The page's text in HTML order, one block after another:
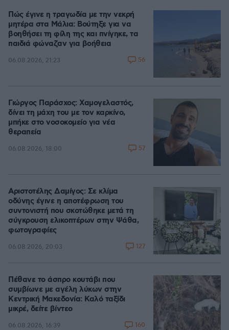
Πώς έγινε η τραγωδία με την νεκρή
μητέρα στα Μάλια: Βούτηξε για να
βοηθήσει τη φίλη της και πνίγηκε, τα
παιδιά φώναζαν για βοήθεια
06.08.2026, 21:23 56
Γιώργος Παράσχος: Χαμογελαστός,
δίνει τη μάχη του με τον καρκίνο,
μπήκε στο νοσοκομείο για νέα
θεραπεία
06.08.2026, 18:00 57
Αριστοτέλης Δαμίγος: Σε κλίμα
οδύνης έγινε η αποτέφρωση του
συντονιστή που σκοτώθηκε μετά τη
σύγκρουση ελικοπτέρων στην Ψάθα,
φωτογραφίες
06.08.2026, 20:03 127
Πέθανε το άσπρο κουτάβι που
συμβίωνε με αγέλη λύκων στην
Κεντρική Μακεδονία: Καλό ταξίδι
μικρέ, δείτε βίντεο
06.08.2026, 16:39 160